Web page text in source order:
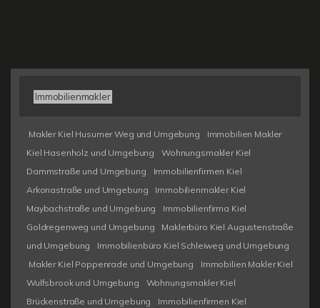
Immobilienmakler
Makler Kiel Husumer Weg und Umgebung
Immobilien Makler
Kiel Hasenholz und Umgebung
Wohnungsmakler Kiel
Dammstraße und Umgebung
Immobilienfirmen Kiel
Arkonastraße und Umgebung
Immobilienmakler Kiel
Maybachstraße und Umgebung
Immobilienfirma Kiel
Goldregenweg und Umgebung
Maklerbüro Kiel Augustenstraße
und Umgebung
Immobilienbüro Kiel Schleiweg und Umgebung
Makler Kiel Poppenrade und Umgebung
Immobilien Makler Kiel
Wulfsbrook und Umgebung
Wohnungsmakler Kiel
Brückenstraße und Umgebung
Immobilienfirmen Kiel